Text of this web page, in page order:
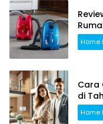
Home
Cara
di
Home